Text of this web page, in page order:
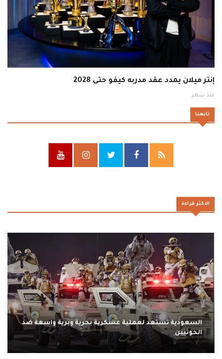
إنتر ميلان يمدد عقد مدربه كيفو حتى 2028
منذ شهر
تابعنا
الاكثر قراءة
السعودية تستعد لعملية عسكرية بحرية وبرية واسعة ضد
الحوثيين